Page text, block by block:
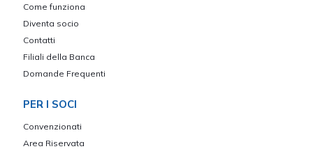
Come funziona
Diventa socio
Contatti
Filiali della Banca
Domande Frequenti
PER I SOCI
Convenzionati
Area Riservata